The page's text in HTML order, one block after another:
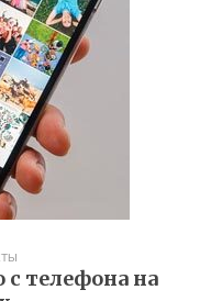
телефона на